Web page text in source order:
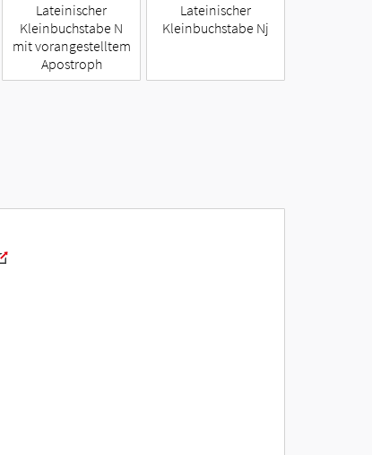
Lateinischer
Kleinbuchstabe N
mit vorangestelltem
Apostroph
Lateinischer
Kleinbuchstabe Nj